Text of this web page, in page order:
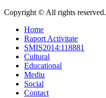
Copyright © All rights reserved.
Home
Raport Activitate
SMIS2014:118881
Cultural
Educational
Mediu
Social
Contact